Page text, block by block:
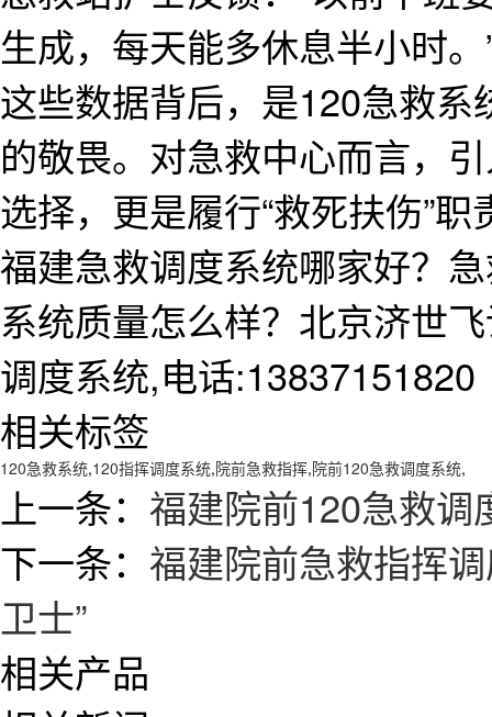
生成，每天能多休息半小时。
这些数据背后，是120急救
的敬畏。对急救中心而言，
选择，更是履行“救死扶伤”
福建急救调度系统哪家好？
系统质量怎么样？北京济世
调度系统,电话:13837151820
相关标签
120急救系统,120指挥调度系统,院前急救指挥,院前120急救调度系统,
上一条： 福建院前120急救调
下一条： 福建院前急救指挥
卫士”
相关产品